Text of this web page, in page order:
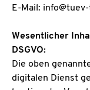
E-Mail:
Wesentlicher
DSGVO:
Die oben
digitalen Dienst